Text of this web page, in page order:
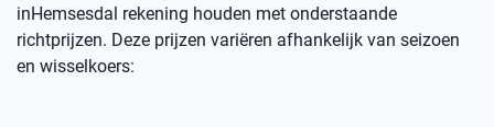
inHemsesdal rekening houden met onderstaande
richtprijzen. Deze prijzen variëren afhankelijk van seizoen
en wisselkoers: